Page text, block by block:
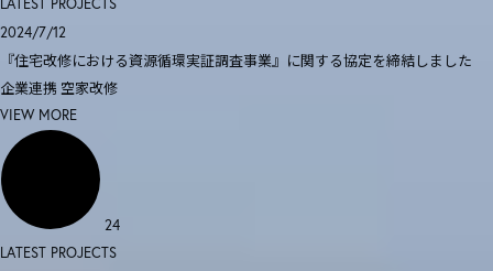
2024/7/12
『住宅改修における資源循環実証調査事業』に関する協定を締結しました
企業連携 空家改修
VIEW MORE
24
LATEST PROJECTS